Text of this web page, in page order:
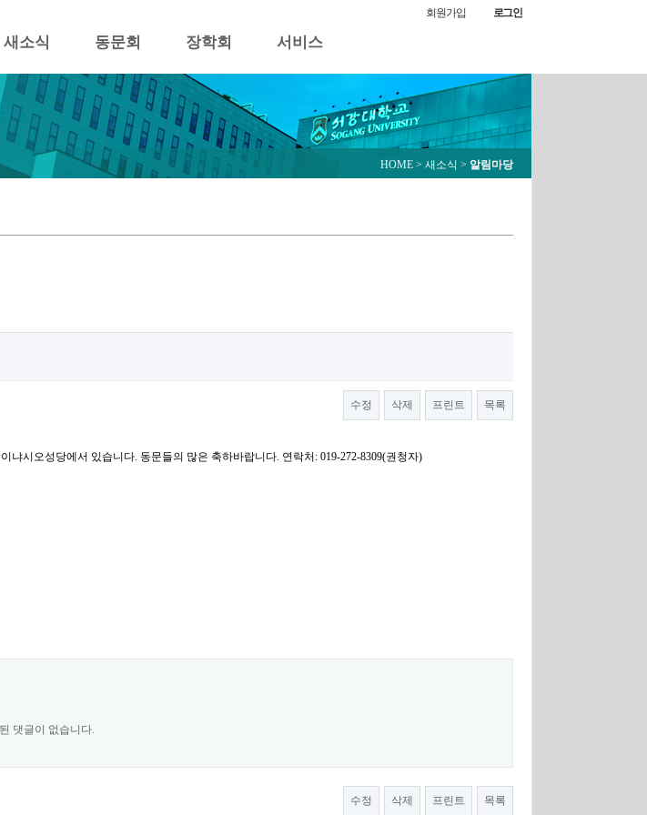
새소식 동문회 장학회 서비스
회원가입 로그인
HOME > 새소식 > 알림마당
수정 삭제 프린트 목록
냐시오성당에서 있습니다. 동문들의 많은 축하바랍니다. 연락처: 019-272-8309(권청자)
댓글이 없습니다.
수정 삭제 프린트 목록